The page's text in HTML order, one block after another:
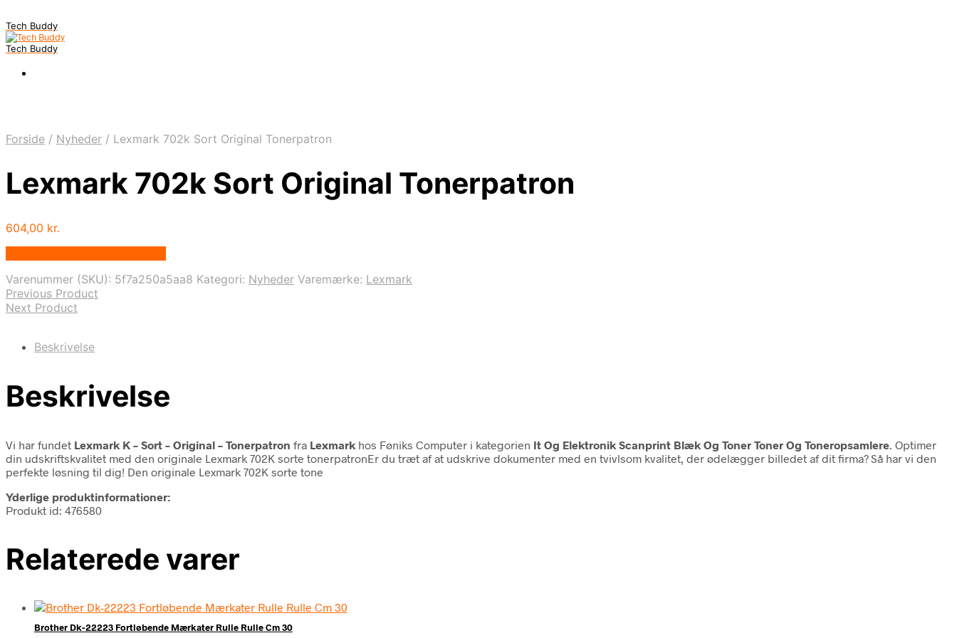
Tech Buddy
Tech Buddy
Forside / Nyheder / Lexmark 702k Sort Original Tonerpatron
Lexmark 702k Sort Original Tonerpatron
604,00 kr.
Varenummer (SKU): 5f7a250a5aa8 Kategori: Nyheder Varemærke: Lexmark
Previous Product
Next Product
Beskrivelse
Beskrivelse
Vi har fundet Lexmark K – Sort – Original – Tonerpatron fra Lexmark hos Føniks Computer i kategorien It Og Elektronik Scanprint Blæk Og Toner Toner Og Toneropsamlere . Optimer
din udskriftskvalitet med den originale Lexmark 702K sorte tonerpatronEr du træt af at udskrive dokumenter med en tvivlsom kvalitet, der ødelægger billedet af dit firma? Så har vi den
perfekte løsning til dig! Den originale Lexmark 702K sorte tone
Yderlige produktinformationer:
Produkt id: 476580
Relaterede varer
Brother Dk-22223 Fortløbende Mærkater Rulle Rulle Cm 30